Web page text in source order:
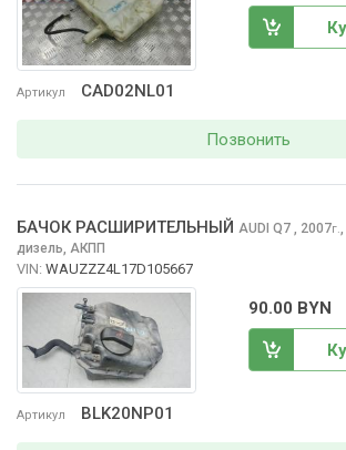
Артикул CAD02NL01
Позвонить
Артикул BLK20NP01
БАЧОК РАСШИРИТЕЛЬНЫЙ AUDI Q7 , 2007г.,
дизель, АКПП
VIN: WAUZZZ4L17D105667
90.00 BYN